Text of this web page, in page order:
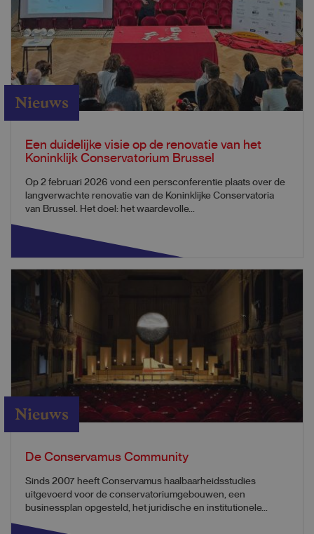
Nieuws
Een duidelijke visie op de renovatie van het
Koninklijk Conservatorium Brussel
Op 2 februari 2026 vond een persconferentie plaats over de
langverwachte renovatie van de Koninklijke Conservatoria
van Brussel. Het doel: het waardevolle...
Nieuws
De Conservamus Community
Sinds 2007 heeft Conservamus haalbaarheidsstudies
uitgevoerd voor de conservatoriumgebouwen, een
businessplan opgesteld, het juridische en institutionele...